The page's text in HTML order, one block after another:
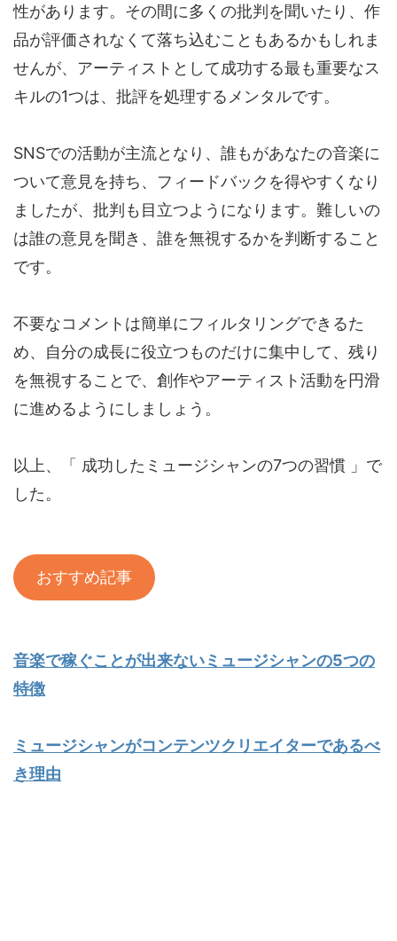
性があります。その間に多くの批判を聞いたり、作
品が評価されなくて落ち込むこともあるかもしれま
せんが、アーティストとして成功する最も重要なス
キルの1つは、批評を処理するメンタルです。
SNSでの活動が主流となり、誰もがあなたの音楽に
ついて意見を持ち、フィードバックを得やすくなり
ましたが、批判も目立つようになります。難しいの
は誰の意見を聞き、誰を無視するかを判断すること
です。
不要なコメントは簡単にフィルタリングできるた
め、自分の成長に役立つものだけに集中して、残り
を無視することで、創作やアーティスト活動を円滑
に進めるようにしましょう。
以上、「 成功したミュージシャンの7つの習慣 」で
した。
おすすめ記事
音楽で稼ぐことが出来ないミュージシャンの5つの
特徴
ミュージシャンがコンテンツクリエイターであるべ
き理由